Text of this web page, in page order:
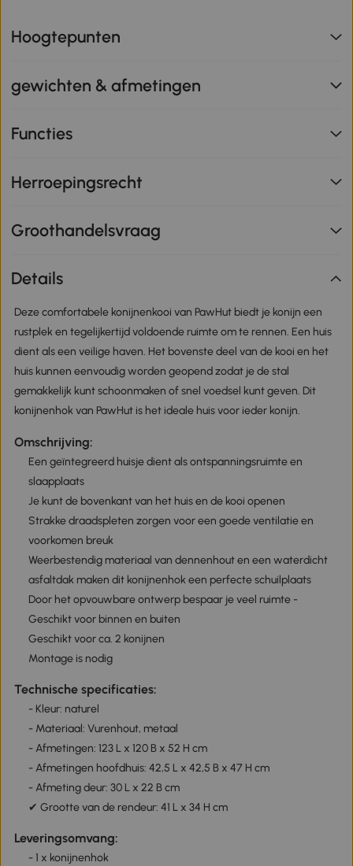
Hoogtepunten
gewichten & afmetingen
Functies
Herroepingsrecht
Groothandelsvraag
Details
Deze comfortabele konijnenkooi van PawHut biedt je konijn een
rustplek en tegelijkertijd voldoende ruimte om te rennen. Een huis
dient als een veilige haven. Het bovenste deel van de kooi en het
huis kunnen eenvoudig worden geopend zodat je de stal
gemakkelijk kunt schoonmaken of snel voedsel kunt geven. Dit
konijnenhok van PawHut is het ideale huis voor ieder konijn.
Omschrijving:
Een geïntegreerd huisje dient als ontspanningsruimte en
slaapplaats
Je kunt de bovenkant van het huis en de kooi openen
Strakke draadspleten zorgen voor een goede ventilatie en
voorkomen breuk
Weerbestendig materiaal van dennenhout en een waterdicht
asfaltdak maken dit konijnenhok een perfecte schuilplaats
Door het opvouwbare ontwerp bespaar je veel ruimte -
Geschikt voor binnen en buiten
Geschikt voor ca. 2 konijnen
Montage is nodig
Technische specificaties:
- Kleur: naturel
- Materiaal: Vurenhout, metaal
- Afmetingen: 123 L x 120 B x 52 H cm
- Afmetingen hoofdhuis: 42,5 L x 42,5 B x 47 H cm
- Afmeting deur: 30 L x 22 B cm
✔ Grootte van de rendeur: 41 L x 34 H cm
Leveringsomvang:
- 1 x konijnenhok